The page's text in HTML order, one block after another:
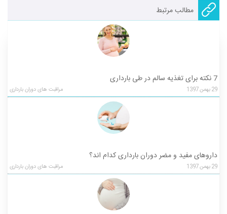
مطالب مرتبط
7 نکته برای تغذیه سالم در طی بارداری
29بهمن1397 مراقبت های دوران بارداری
داروهای مفید و مضر دوران بارداری کدام اند؟
29بهمن1397 مراقبت های دوران بارداری